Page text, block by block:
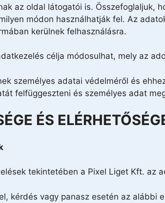
az oldal látogatói is. Összefoglaljuk,
módon használhatják fel. Az
kerülnek felhasználásra.
célja módosulhat, mely az
személyes adatai védelméről és
felfüggeszteni és személyes adat
ÉS
tekintetében a Pixel Liget Kft. az
kérdés vagy panasz esetén az alábbi